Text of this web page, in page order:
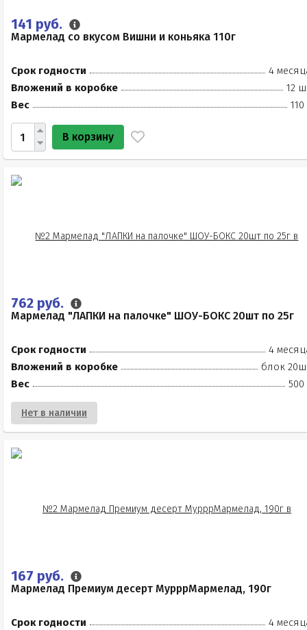
141 руб.
Мармелад со вкусом Вишни и коньяка 110г
Срок годности
4
Вложений в коробке
12
Вес
110
В корзину
762 руб.
Мармелад "ЛАПКИ на палочке" ШОУ-БОКС 20шт по 25г
Срок годности
4
Вложений в коробке
блок
Вес
500
Нет в наличии
167 руб.
Мармелад Премиум десерт МурррМармелад, 190г
Срок годности
4